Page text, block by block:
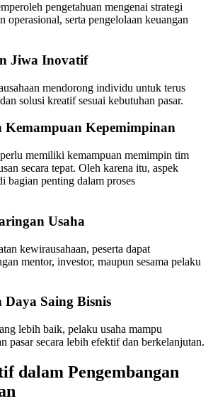
pengetahuan mengenai strategi
operasional, serta pengelolaan keuangan
Jiwa Inovatif
mendorong individu untuk terus
solusi kreatif sesuai kebutuhan pasar.
Kepemimpinan
memiliki kemampuan memimpin tim
secara tepat. Oleh karena itu, aspek
bagian penting dalam proses
Usaha
kewirausahaan, peserta dapat
mentor, investor, maupun sesama pelaku
Saing Bisnis
lebih baik, pelaku usaha mampu
pasar secara lebih efektif dan berkelanjutan.
dalam Pengembangan